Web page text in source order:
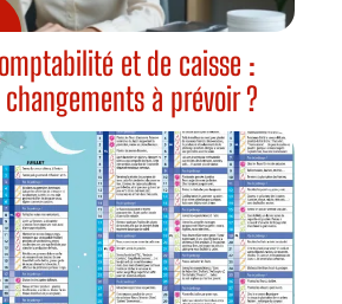
et de caisse :
à prévoir ?